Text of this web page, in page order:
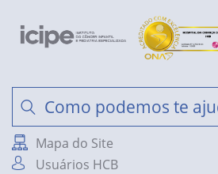
Mapa do Site
Usuários HCB